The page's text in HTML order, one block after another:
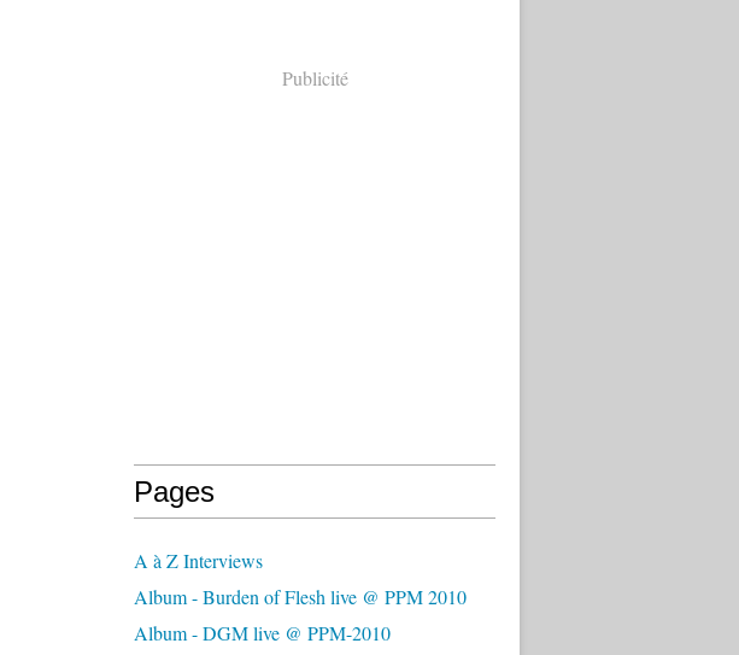
Publicité
Pages
A à Z Interviews
Album - Burden of Flesh live @ PPM 2010
Album - DGM live @ PPM-2010